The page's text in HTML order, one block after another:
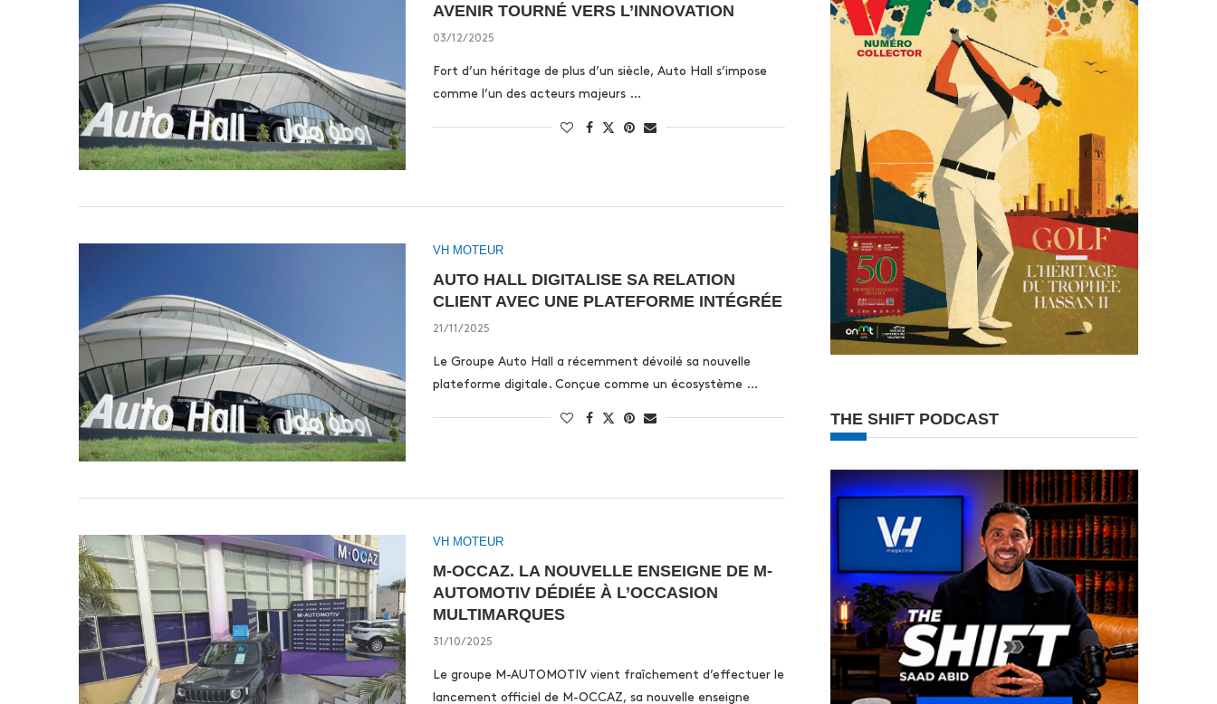
AVENIR TOURNÉ VERS L’INNOVATION
03/12/2025
Fort d’un héritage de plus d’un siècle, Auto Hall s’impose
comme l’un des acteurs majeurs …
VH MOTEUR
AUTO HALL DIGITALISE SA RELATION
CLIENT AVEC UNE PLATEFORME INTÉGRÉE
21/11/2025
Le Groupe Auto Hall a récemment dévoilé sa nouvelle
plateforme digitale. Conçue comme un écosystème …
VH MOTEUR
M-OCCAZ. LA NOUVELLE ENSEIGNE DE M-
AUTOMOTIV DÉDIÉE À L’OCCASION
MULTIMARQUES
31/10/2025
Le groupe M-AUTOMOTIV vient fraîchement d’effectuer le
lancement officiel de M-OCCAZ, sa nouvelle enseigne
THE SHIFT PODCAST